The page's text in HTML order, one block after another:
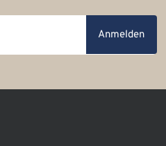
Anmelden